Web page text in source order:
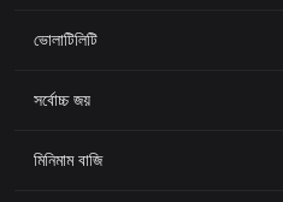
ভোলাটিলিটি
সর্বোচ্চ জয়
মিনিমাম বাজি